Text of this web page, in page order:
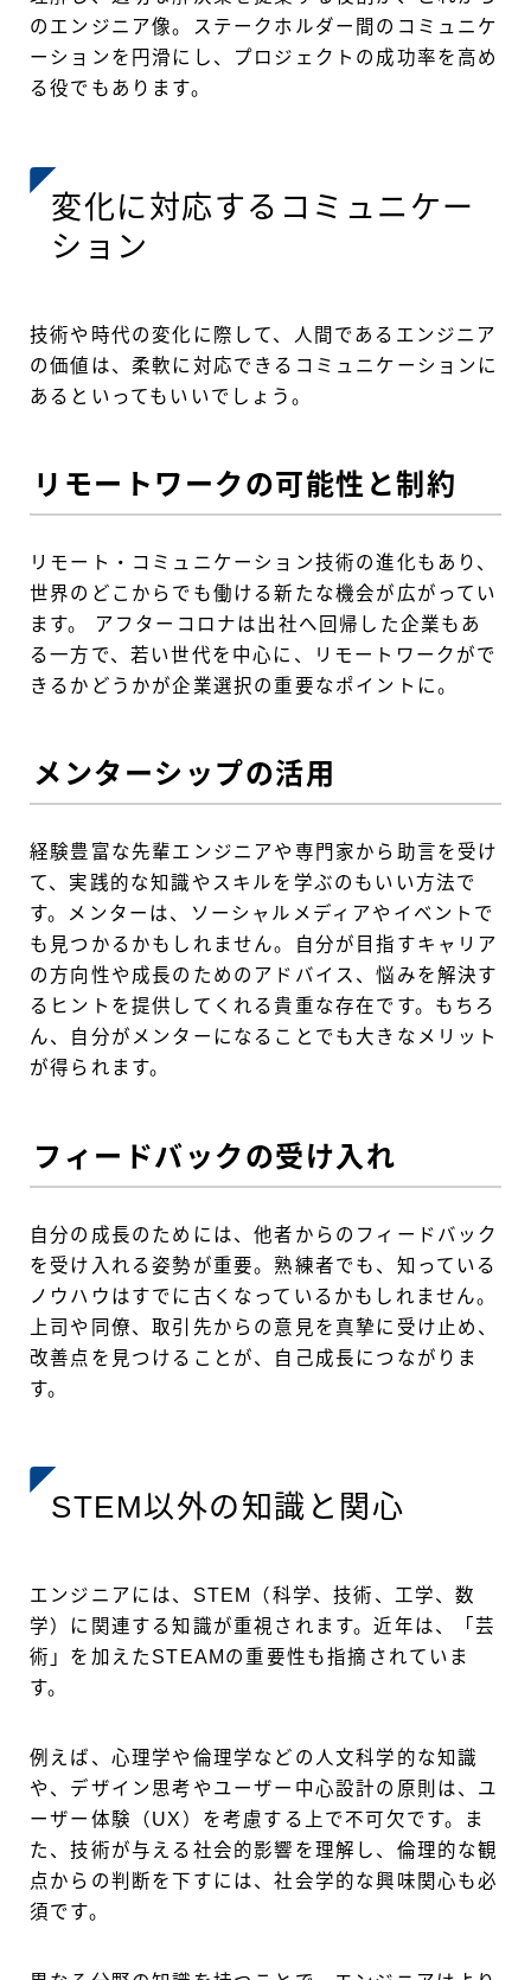
のエンジニア像。ステークホルダー間のコミュニケ
ーションを円滑にし、プロジェクトの成功率を高め
る役でもあります。
変化に対応するコミュニケー
ション
技術や時代の変化に際して、人間であるエンジニア
の価値は、柔軟に対応できるコミュニケーションに
あるといってもいいでしょう。
リモートワークの可能性と制約
リモート・コミュニケーション技術の進化もあり、
世界のどこからでも働ける新たな機会が広がってい
ます。 アフターコロナは出社へ回帰した企業もあ
る一方で、若い世代を中心に、リモートワークがで
きるかどうかが企業選択の重要なポイントに。
メンターシップの活用
経験豊富な先輩エンジニアや専門家から助言を受け
て、実践的な知識やスキルを学ぶのもいい方法で
す。メンターは、ソーシャルメディアやイベントで
も見つかるかもしれません。自分が目指すキャリア
の方向性や成長のためのアドバイス、悩みを解決す
るヒントを提供してくれる貴重な存在です。もちろ
ん、自分がメンターになることでも大きなメリット
が得られます。
フィードバックの受け入れ
自分の成長のためには、他者からのフィードバック
を受け入れる姿勢が重要。熟練者でも、知っている
ノウハウはすでに古くなっているかもしれません。
上司や同僚、取引先からの意見を真摯に受け止め、
改善点を見つけることが、自己成長につながりま
す。
STEM以外の知識と関心
エンジニアには、STEM（科学、技術、工学、数
学）に関連する知識が重視されます。近年は、「芸
術」を加えたSTEAMの重要性も指摘されていま
す。
例えば、心理学や倫理学などの人文科学的な知識
や、デザイン思考やユーザー中心設計の原則は、ユ
ーザー体験（UX）を考慮する上で不可欠です。ま
た、技術が与える社会的影響を理解し、倫理的な観
点からの判断を下すには、社会学的な興味関心も必
須です。